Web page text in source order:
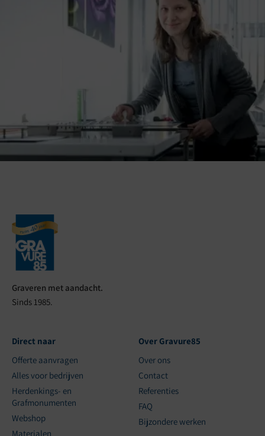
Graveren met aandacht.
Sinds 1985.
Direct naar
Offerte aanvragen
Alles voor bedrijven
Herdenkings- en
Grafmonumenten
Webshop
Materialen
Over Gravure85
Over ons
Contact
Referenties
FAQ
Bijzondere werken